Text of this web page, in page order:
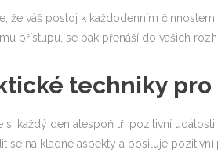
že váš postoj k každodenním
přístupu, se pak přenáší do vašich
techniky
si každý den alespoň tři pozitivní
se na kladné aspekty a posiluje